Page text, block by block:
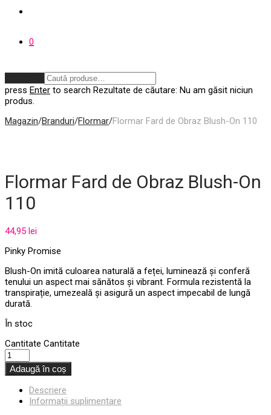
0
press Enter to search Rezultate de căutare: Nu am găsit niciun
produs.
Magazin/Branduri/Flormar/Flormar Fard de Obraz Blush-On 110
Flormar Fard de Obraz Blush-On
110
44,95 lei
Pinky Promise
Blush-On imită culoarea naturală a feței, luminează și conferă
tenului un aspect mai sănătos și vibrant. Formula rezistentă la
transpirație, umezeală și asigură un aspect impecabil de lungă
durată.
În stoc
Cantitate Cantitate
Adaugă în coș
Descriere
Informații suplimentare